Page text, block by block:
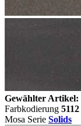
Gewählter Artikel:
Farbkodierung 5112
Mosa Serie Solids